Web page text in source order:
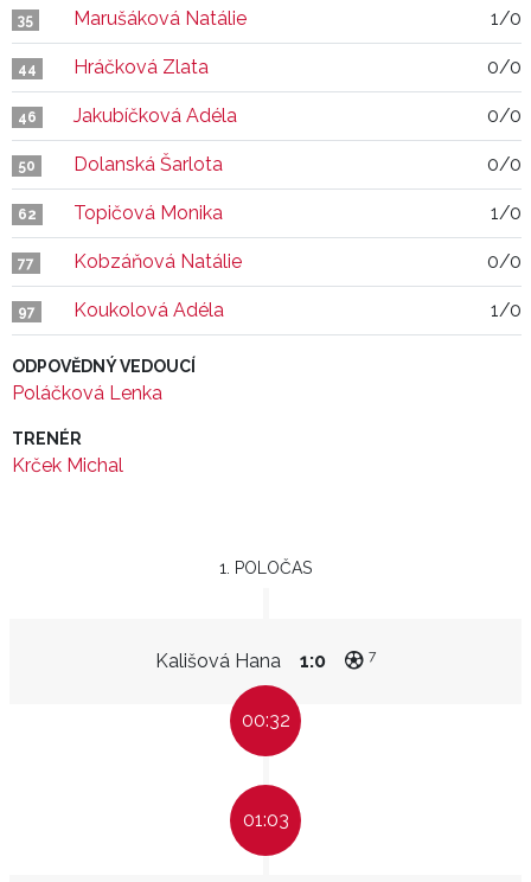
35 Marušáková Natálie 1/0
44 Hráčková Zlata 0/0
46 Jakubíčková Adéla 0/0
50 Dolanská Šarlota 0/0
62 Topičová Monika 1/0
77 Kobzáňová Natálie 0/0
97 Koukolová Adéla 1/0
ODPOVĚDNÝ VEDOUCÍ
Poláčková Lenka
TRENÉR
Krček Michal
1. POLOČAS
Kališová Hana 1:0 7
00:32
01:03